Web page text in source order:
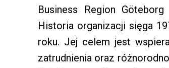
Business Region
Historia organizacji sięga
roku. Jej celem jest
zatrudnienia oraz